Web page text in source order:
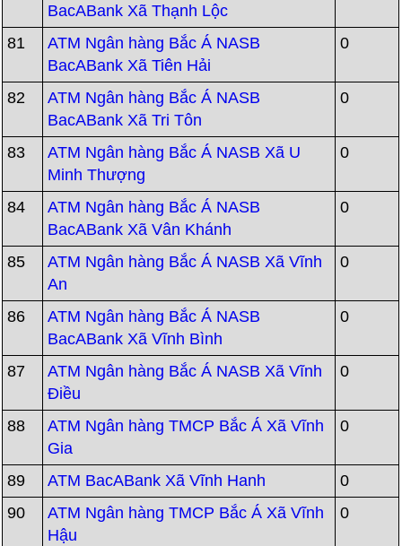
BacABank Xã Thạnh Lộc
81
ATM Ngân hàng Bắc Á NASB
BacABank Xã Tiên Hải
0
82
ATM Ngân hàng Bắc Á NASB
BacABank Xã Tri Tôn
0
83
ATM Ngân hàng Bắc Á NASB Xã U
Minh Thượng
0
84
ATM Ngân hàng Bắc Á NASB
BacABank Xã Vân Khánh
0
85
ATM Ngân hàng Bắc Á NASB Xã Vĩnh
An
0
86
ATM Ngân hàng Bắc Á NASB
BacABank Xã Vĩnh Bình
0
87
ATM Ngân hàng Bắc Á NASB Xã Vĩnh
Điều
0
88
ATM Ngân hàng TMCP Bắc Á Xã Vĩnh
Gia
0
89 ATM BacABank Xã Vĩnh Hanh
0
90
ATM Ngân hàng TMCP Bắc Á Xã Vĩnh
Hậu
0